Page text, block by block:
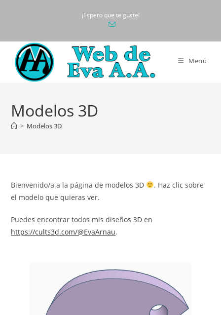
¡Espero que te guste!
Menú
Modelos 3D
> Modelos 3D
Bienvenido/a a la página de modelos 3D
. Haz clic sobre
el modelo que quieras ver.
Puedes encontrar todos mis diseños 3D en
https://cults3d.com/@EvaArnau.